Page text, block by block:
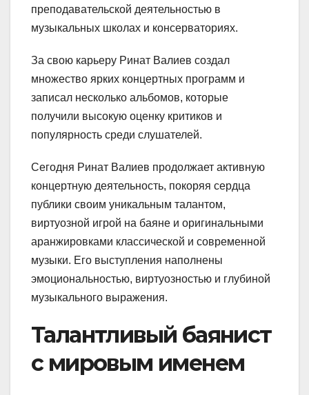
преподавательской деятельностью в
музыкальных школах и консерваториях.
За свою карьеру Ринат Валиев создал
множество ярких концертных программ и
записал несколько альбомов, которые
получили высокую оценку критиков и
популярность среди слушателей.
Сегодня Ринат Валиев продолжает активную
концертную деятельность, покоряя сердца
публики своим уникальным талантом,
виртуозной игрой на баяне и оригинальными
аранжировками классической и современной
музыки. Его выступления наполнены
эмоциональностью, виртуозностью и глубиной
музыкального выражения.
Талантливый баянист
с мировым именем